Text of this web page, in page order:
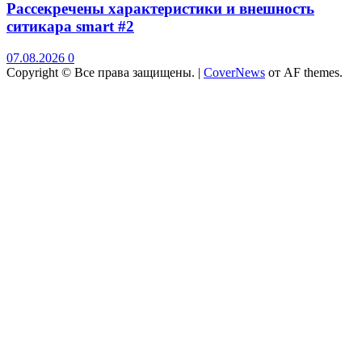
Рассекречены характеристики и внешность
ситикара smart #2
07.08.2026 0
Copyright © Все права защищены. | CoverNews от AF themes.